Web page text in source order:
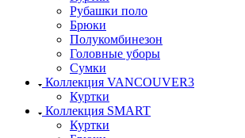
Рубашки поло
Брюки
Полукомбинезон
Головные уборы
Сумки
Коллекция VANCOUVER3
Куртки
Коллекция SMART
Куртки